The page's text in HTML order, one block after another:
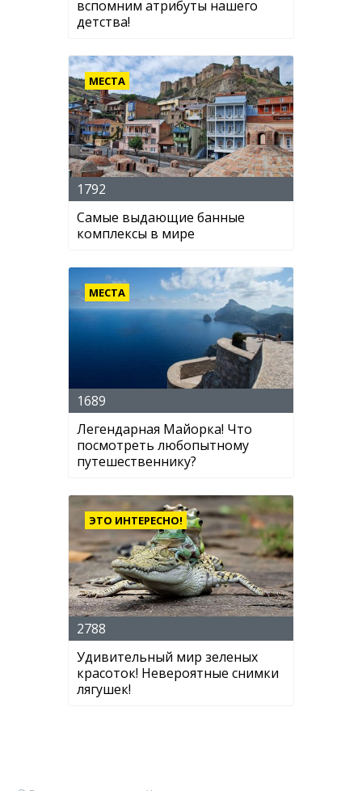
вспомним атрибуты нашего
детства!
МЕСТА
1792
Самые выдающие банные
комплексы в мире
МЕСТА
1689
Легендарная Майорка! Что
посмотреть любопытному
путешественнику?
ЭТО ИНТЕРЕСНО!
2788
Удивительный мир зеленых
красоток! Невероятные снимки
лягушек!